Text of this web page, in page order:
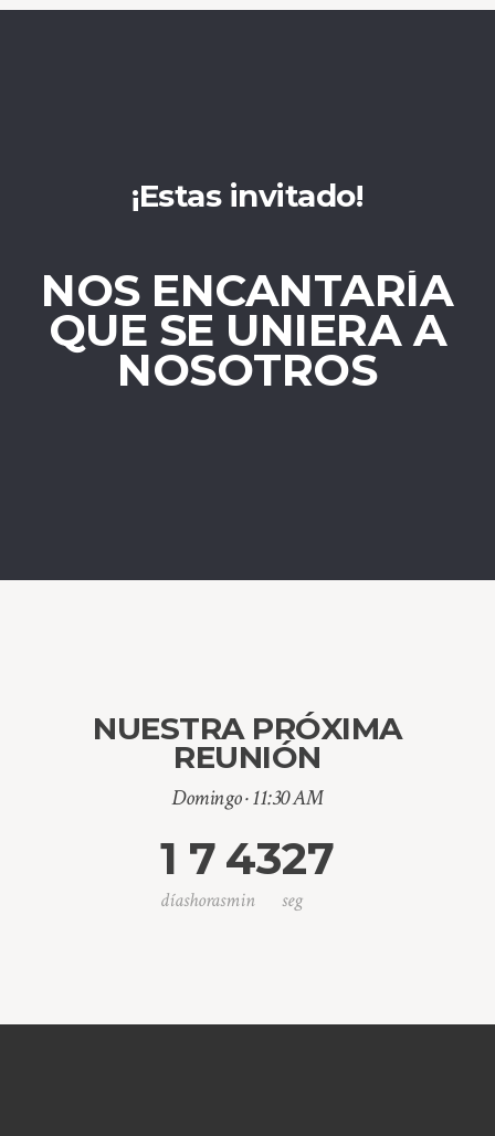
¡Estas invitado!
NOS ENCANTARÍA
QUE SE UNIERA A
NOSOTROS
NUESTRA PRÓXIMA
REUNIÓN
Domingo · 11:30 AM
1
días
7
horas
43
min
26
seg